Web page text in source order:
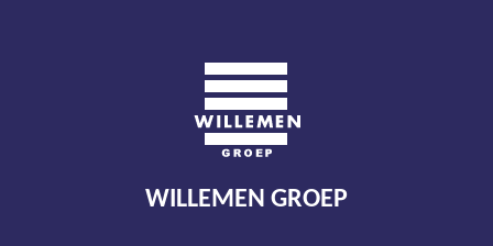
WILLEMEN GROEP